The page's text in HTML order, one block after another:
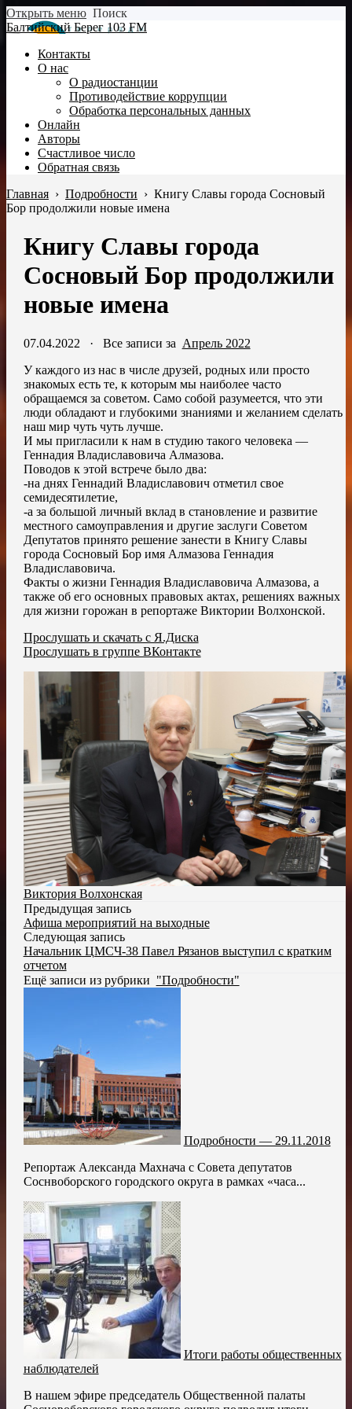
Открыть меню Поиск
Балтийский Берег 103 FM
Контакты
О нас
О радиостанции
Противодействие коррупции
Обработка персональных данных
Онлайн
Авторы
Счастливое число
Обратная связь
Главная › Подробности › Книгу Славы города Сосновый
Бор продолжили новые имена
Книгу Славы города
Сосновый Бор продолжили
новые имена
07.04.2022 · Все записи за Апрель 2022
У каждого из нас в числе друзей, родных или просто
знакомых есть те, к которым мы наиболее часто
обращаемся за советом. Само собой разумеется, что эти
люди обладают и глубокими знаниями и желанием сделать
наш мир чуть чуть лучше.
И мы пригласили к нам в студию такого человека —
Геннадия Владиславовича Алмазова.
Поводов к этой встрече было два:
-на днях Геннадий Владиславович отметил свое
семидесятилетие,
-а за большой личный вклад в становление и развитие
местного самоуправления и другие заслуги Советом
Депутатов принято решение занести в Книгу Славы
города Сосновый Бор имя Алмазова Геннадия
Владиславовича.
Факты о жизни Геннадия Владиславовича Алмазова, а
также об его основных правовых актах, решениях важных
для жизни горожан в репортаже Виктории Волхонской.
Прослушать и скачать с Я.Диска
Прослушать в группе ВКонтакте
Виктория Волхонская
Предыдущая запись
Афиша мероприятий на выходные
Следующая запись
Начальник ЦМСЧ-38 Павел Рязанов выступил с кратким
отчетом
Ещё записи из рубрики "Подробности"
Подробности — 29.11.2018
Репортаж Александа Махнача с Совета депутатов
Соснвоборского городского округа в рамках «часа...
Итоги работы общественных
наблюдателей
В нашем эфире председатель Общественной палаты